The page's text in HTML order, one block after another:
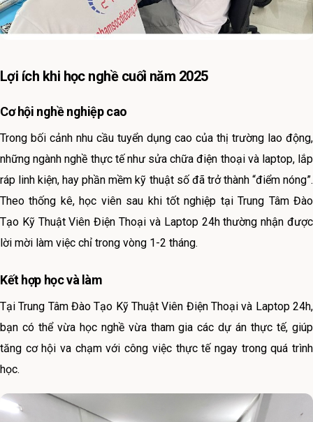
Lợi ích khi học nghề cuối năm 2025
Cơ hội nghề nghiệp cao
Trong bối cảnh nhu cầu tuyển dụng cao của thị trường lao động,
những ngành nghề thực tế như sửa chữa điện thoại và laptop, lắp
ráp linh kiện, hay phần mềm kỹ thuật số đã trở thành “điểm nóng”.
Theo thống kê, học viên sau khi tốt nghiệp tại Trung Tâm Đào
Tạo Kỹ Thuật Viên Điện Thoại và Laptop 24h thường nhận được
lời mời làm việc chỉ trong vòng 1-2 tháng.
Kết hợp học và làm
Tại Trung Tâm Đào Tạo Kỹ Thuật Viên Điện Thoại và Laptop 24h,
bạn có thể vừa học nghề vừa tham gia các dự án thực tế, giúp
tăng cơ hội va chạm với công việc thực tế ngay trong quá trình
học.